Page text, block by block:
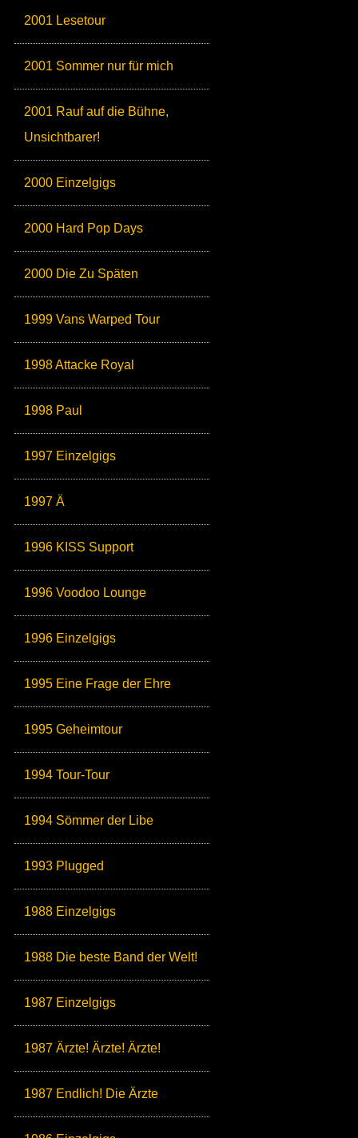
2001 Lesetour
2001 Sommer nur für mich
2001 Rauf auf die Bühne,
Unsichtbarer!
2000 Einzelgigs
2000 Hard Pop Days
2000 Die Zu Späten
1999 Vans Warped Tour
1998 Attacke Royal
1998 Paul
1997 Einzelgigs
1997 Ä
1996 KISS Support
1996 Voodoo Lounge
1996 Einzelgigs
1995 Eine Frage der Ehre
1995 Geheimtour
1994 Tour-Tour
1994 Sömmer der Libe
1993 Plugged
1988 Einzelgigs
1988 Die beste Band der Welt!
1987 Einzelgigs
1987 Ärzte! Ärzte! Ärzte!
1987 Endlich! Die Ärzte